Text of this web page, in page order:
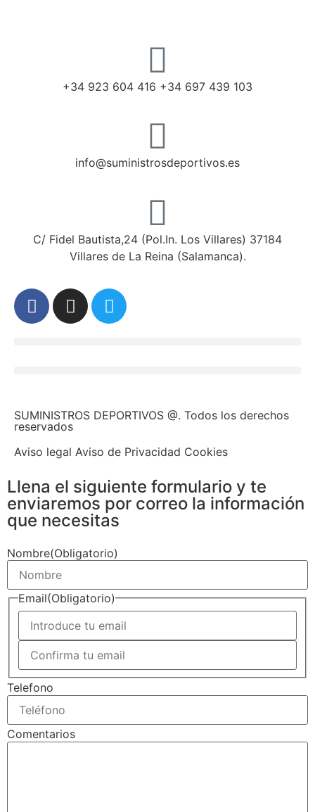
+34 923 604 416 +34 697 439 103
info@suministrosdeportivos.es
C/ Fidel Bautista,24 (Pol.In. Los Villares) 37184
Villares de La Reina (Salamanca).
SUMINISTROS DEPORTIVOS @. Todos los derechos
reservados
Aviso legal Aviso de Privacidad Cookies
Llena el siguiente formulario y te
enviaremos por correo la información
que necesitas
Nombre(Obligatorio)
Email(Obligatorio)
Telefono
Comentarios